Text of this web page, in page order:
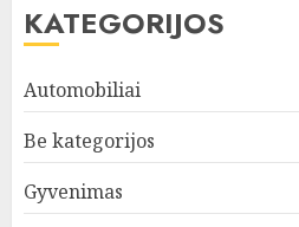
KATEGORIJOS
Automobiliai
Be kategorijos
Gyvenimas